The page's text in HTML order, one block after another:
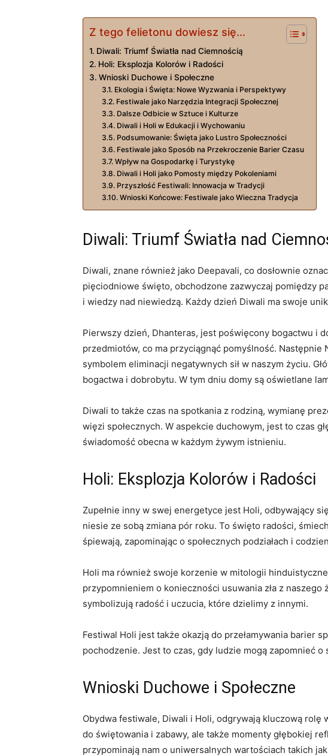
Z tego felietonu dowiesz się...
Diwali: Triumf Światła nad Ciemnością
Holi: Eksplozja Kolorów i Radości
Wnioski Duchowe i Społeczne
Ekologia i Święta: Nowe Wyzwania i Perspektywy
Festiwale jako Narzędzia Integracji Społecznej
Dalsze Odbicie w Sztuce i Kulturze
Diwali i Holi w Edukacji i Wychowaniu
Podsumowanie: Święta jako Lustro Społeczności
Festiwale jako Sposób na Przekroczenie Barier Czasu
Wpływ na Gospodarkę i Turystykę
Diwali i Holi jako Pomosty między Pokoleniami
Przyszłość Festiwali: Innowacja w Tradycji
Wnioski Końcowe: Festiwale jako Wieczna Tradycja
Diwali: Triumf Światła nad
Diwali, znane również jako Deepavali, co dosłownie
pięciodniowe święto, obchodzone zazwyczaj pomiędzy
i wiedzy nad niewiedzą. Każdy dzień Diwali ma swoje
Pierwszy dzień, Dhanteras, jest poświęcony bogactwu i
przedmiotów, co ma przyciągnąć pomyślność.
symbolem eliminacji negatywnych sił w naszym życiu.
bogactwa i dobrobytu. W tym dniu domy są oświetlane
Diwali to także czas na spotkania z rodziną, wymianę
więzi społecznych. W aspekcie duchowym, jest to czas
świadomość obecna w każdym żywym istnieniu.
Holi: Eksplozja Kolorów i Radości
Zupełnie inny w swej energetyce jest Holi, odbywający
niesie ze sobą zmiana pór roku. To święto radości,
śpiewają, zapominając o społecznych podziałach i
Holi ma również swoje korzenie w mitologii
przypomnieniem o konieczności usuwania zła z
symbolizują radość i uczucia, które dzielimy z innymi.
Festiwal Holi jest także okazją do przełamywania barier
pochodzenie. Jest to czas, gdy ludzie mogą zapomnieć
Wnioski Duchowe i Społeczne
Obydwa festiwale, Diwali i Holi, odgrywają kluczową
do świętowania i zabawy, ale także momenty głębokiej
przypominają nam o uniwersalnych wartościach takich